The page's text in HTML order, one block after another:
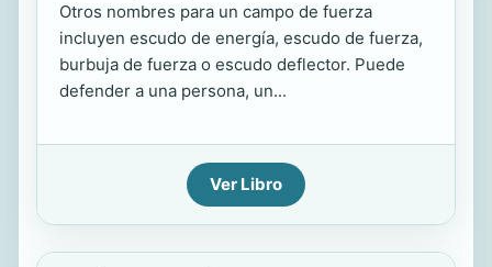
Otros nombres para un campo de fuerza
incluyen escudo de energía, escudo de fuerza,
burbuja de fuerza o escudo deflector. Puede
defender a una persona, un...
Ver Libro